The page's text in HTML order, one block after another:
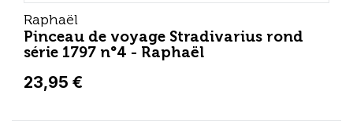
Raphaël
Pinceau de voyage Stradivarius rond
série 1797 n°4 - Raphaël
23,95 €